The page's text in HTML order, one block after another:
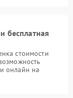
бесплатная
стоимости
онлайн на